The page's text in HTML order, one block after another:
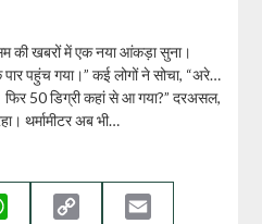
की खबरों में एक नया आंकड़ा सुना।
पहुंच गया।” कई लोगों ने सोचा, “अरे…
फिर 50 डिग्री कहां से आ गया?” दरअसल,
थर्मामीटर अब भी…
WhatsApp